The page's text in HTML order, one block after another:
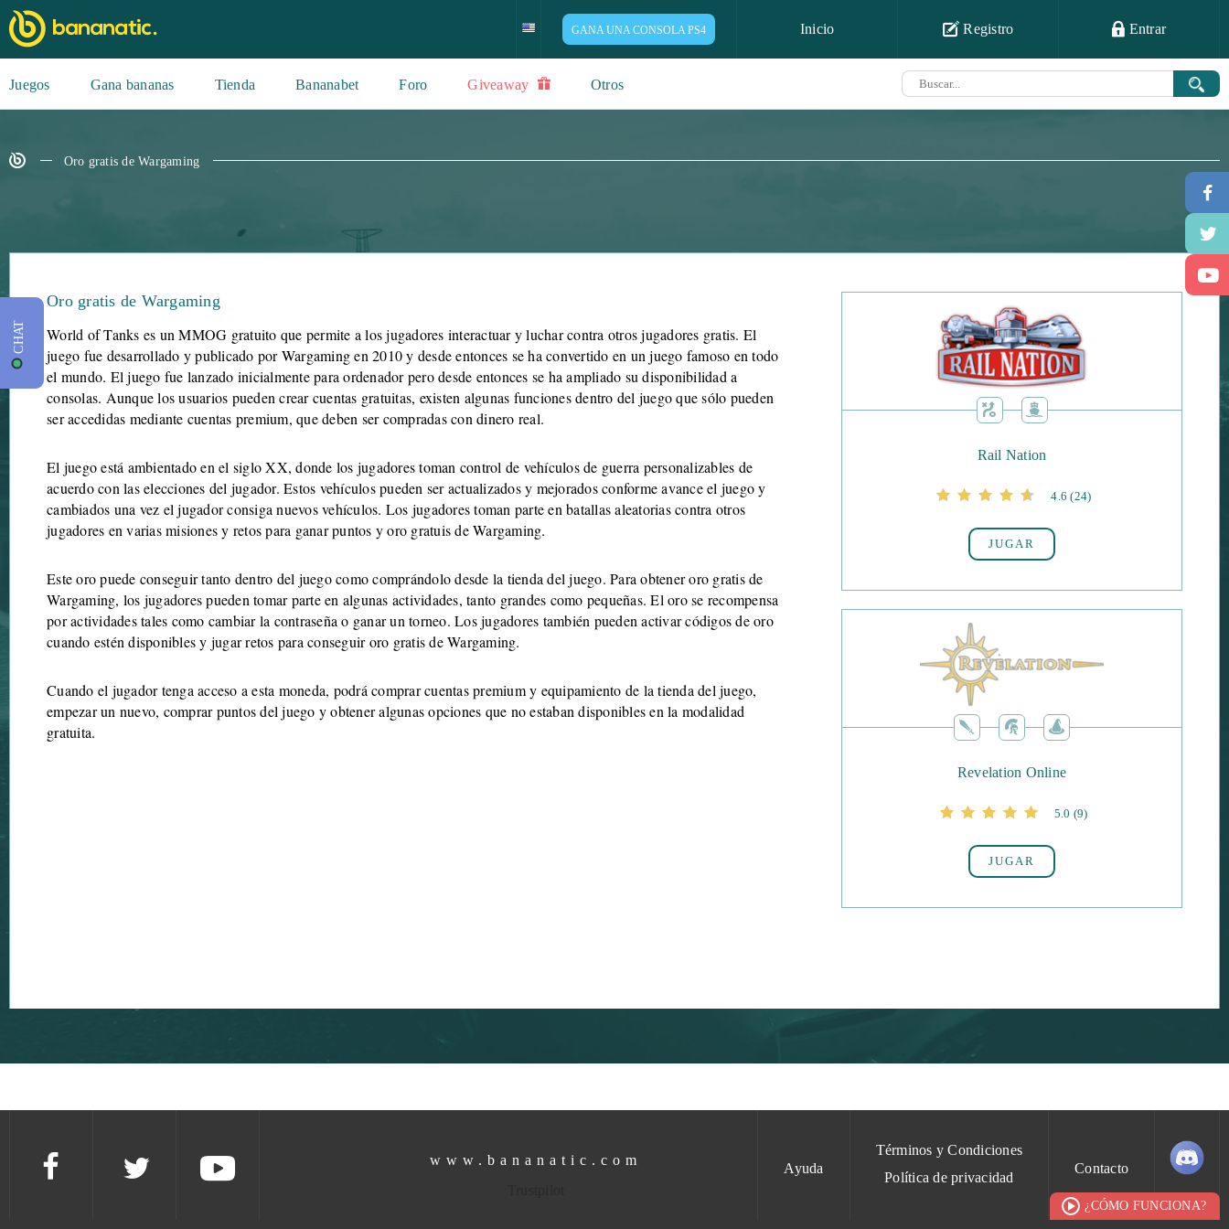
GANA UNA CONSOLA PS4 Inicio Registro Entrar
¿CÓMO FUNCIONA?
Juegos Gana bananas Tienda Bananabet Foro Giveaway Otros
Oro gratis de Wargaming
Oro gratis de Wargaming
World of Tanks es un MMOG gratuito que permite a los jugadores interactuar y luchar contra otros jugadores gratis. El
juego fue desarrollado y publicado por Wargaming en 2010 y desde entonces se ha convertido en un juego famoso en todo
el mundo. El juego fue lanzado inicialmente para ordenador pero desde entonces se ha ampliado su disponibilidad a
consolas. Aunque los usuarios pueden crear cuentas gratuitas, existen algunas funciones dentro del juego que sólo pueden
ser accedidas mediante cuentas premium, que deben ser compradas con dinero real.
El juego está ambientado en el siglo XX, donde los jugadores toman control de vehículos de guerra personalizables de
acuerdo con las elecciones del jugador. Estos vehículos pueden ser actualizados y mejorados conforme avance el juego y
cambiados una vez el jugador consiga nuevos vehículos. Los jugadores toman parte en batallas aleatorias contra otros
jugadores en varias misiones y retos para ganar puntos y oro gratuis de Wargaming.
Este oro puede conseguir tanto dentro del juego como comprándolo desde la tienda del juego. Para obtener oro gratis de
Wargaming, los jugadores pueden tomar parte en algunas actividades, tanto grandes como pequeñas. El oro se recompensa
por actividades tales como cambiar la contraseña o ganar un torneo. Los jugadores también pueden activar códigos de oro
cuando estén disponibles y jugar retos para conseguir oro gratis de Wargaming.
Cuando el jugador tenga acceso a esta moneda, podrá comprar cuentas premium y equipamiento de la tienda del juego,
empezar un nuevo, comprar puntos del juego y obtener algunas opciones que no estaban disponibles en la modalidad
gratuita.
Rail Nation
4.6 (24)
JUGAR
Revelation Online
5.0 (9)
JUGAR
Ayuda
Términos y Condiciones
Política de privacidad
Contacto
www.bananatic.com
CHAT